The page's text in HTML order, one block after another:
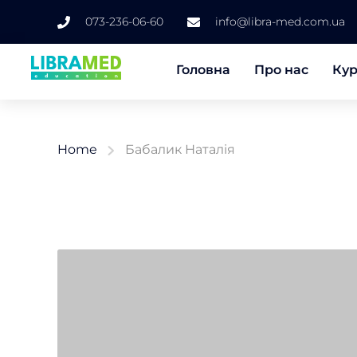
073-236-06-60 info@libra-med.com.ua
Головна Про нас
Home Бабалик Наталія